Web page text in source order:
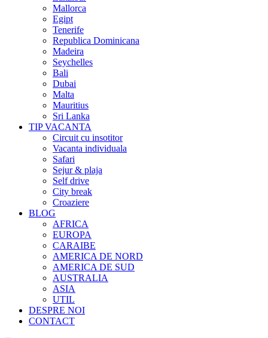
Mallorca
Egipt
Tenerife
Republica Dominicana
Madeira
Seychelles
Bali
Dubai
Malta
Mauritius
Sri Lanka
TIP VACANTA
Circuit cu insotitor
Vacanta individuala
Safari
Sejur & plaja
Self drive
City break
Croaziere
BLOG
AFRICA
EUROPA
CARAIBE
AMERICA DE NORD
AMERICA DE SUD
AUSTRALIA
ASIA
UTIL
DESPRE NOI
CONTACT